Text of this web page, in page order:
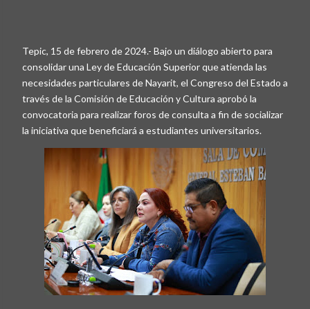
Tepic, 15 de febrero de 2024.- Bajo un diálogo abierto para
consolidar una Ley de Educación Superior que atienda las
necesidades particulares de Nayarit, el Congreso del Estado a
través de la Comisión de Educación y Cultura aprobó la
convocatoria para realizar foros de consulta a fin de socializar
la iniciativa que beneficiará a estudiantes universitarios.